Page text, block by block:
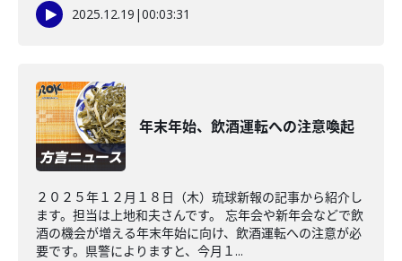
2025.12.19 |00:03:31
年末年始、飲酒運転への注意喚起
２０２５年１２月１８日（木）琉球新報の記事から紹介し
ます。担当は上地和夫さんです。 忘年会や新年会などで飲
酒の機会が増える年末年始に向け、飲酒運転への注意が必
要です。県警によりますと、今月１...